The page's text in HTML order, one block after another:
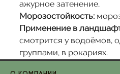
ажурное затенение.
Морозостойкость:
Применение в
смотрится у водоёмов,
группами, в рокариях.